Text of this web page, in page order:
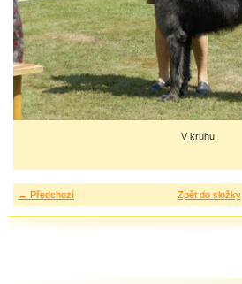
V kruhu
← Předchozí Zpět do složky